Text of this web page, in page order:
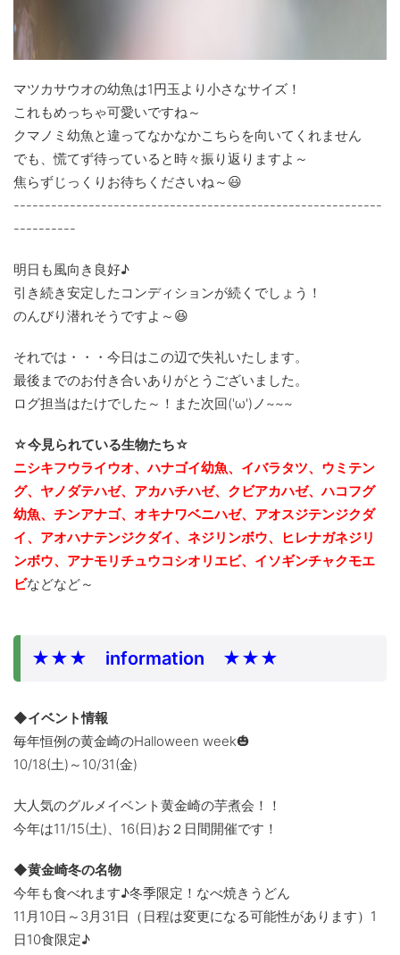
マツカサウオの幼魚は1円玉より小さなサイズ！
これもめっちゃ可愛いですね～
クマノミ幼魚と違ってなかなかこちらを向いてくれません
でも、慌てず待っていると時々振り返りますよ～
焦らずじっくりお待ちくださいね～😃
-----------------------------------------------------------
----------
明日も風向き良好♪
引き続き安定したコンディションが続くでしょう！
のんびり潜れそうですよ～😆
それでは・・・今日はこの辺で失礼いたします。
最後までのお付き合いありがとうございました。
ログ担当はたけでした～！また次回('ω')ノ~~~
☆今見られている生物たち☆
ニシキフウライウオ、ハナゴイ幼魚、イバラタツ、ウミテン
グ、ヤノダテハゼ、アカハチハゼ、クビアカハゼ、ハコフグ
幼魚、チンアナゴ、 オキナワベニハゼ、アオスジテンジクダ
イ、アオハナテンジクダイ、ネジリンボウ、ヒレナガネジリ
ンボウ、アナモリチュウコシオリエビ、イソギンチャクモエ
ビなどなど～
★★★ information ★★★
◆イベント情報
毎年恒例の黄金崎のHalloween week🎃
10/18(土)～10/31(金)
大人気のグルメイベント黄金崎の芋煮会！！
今年は11/15(土)、16(日)お２日間開催です！
◆黄金崎冬の名物
今年も食べれます♪冬季限定！なべ焼きうどん
11月10日～3月31日（日程は変更になる可能性があります）1
日10食限定♪